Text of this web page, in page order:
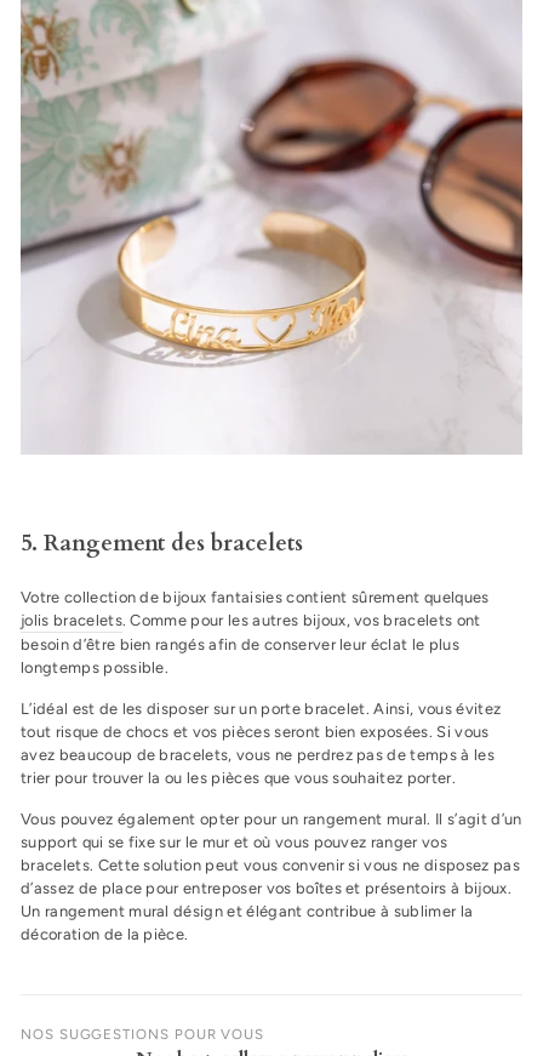
5. Rangement des bracelets
Votre collection de bijoux fantaisies contient sûrement quelques
jolis bracelets. Comme pour les autres bijoux, vos bracelets ont
besoin d’être bien rangés afin de conserver leur éclat le plus
longtemps possible.
L’idéal est de les disposer sur un porte bracelet. Ainsi, vous évitez
tout risque de chocs et vos pièces seront bien exposées. Si vous
avez beaucoup de bracelets, vous ne perdrez pas de temps à les
trier pour trouver la ou les pièces que vous souhaitez porter.
Vous pouvez également opter pour un rangement mural. Il s’agit d’un
support qui se fixe sur le mur et où vous pouvez ranger vos
bracelets. Cette solution peut vous convenir si vous ne disposez pas
d’assez de place pour entreposer vos boîtes et présentoirs à bijoux.
Un rangement mural désign et élégant contribue à sublimer la
décoration de la pièce.
NOS SUGGESTIONS POUR VOUS